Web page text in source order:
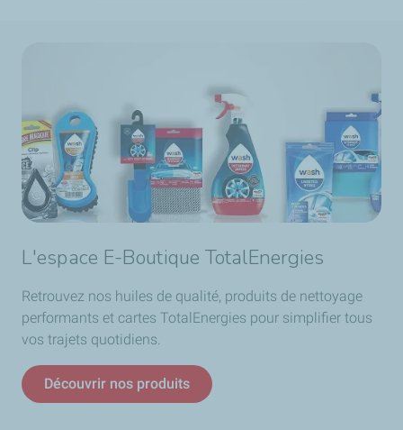
L'espace E-Boutique TotalEnergies
Retrouvez nos huiles de qualité, produits de nettoyage
performants et cartes TotalEnergies pour simplifier tous
vos trajets quotidiens.
Découvrir nos produits